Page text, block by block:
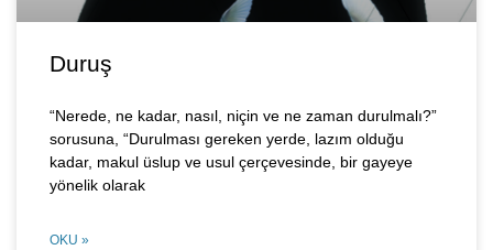
Duruş
“Nerede, ne kadar, nasıl, niçin ve ne zaman durulmalı?”
sorusuna, “Durulması gereken yerde, lazım olduğu
kadar, makul üslup ve usul çerçevesinde, bir gayeye
yönelik olarak
OKU »